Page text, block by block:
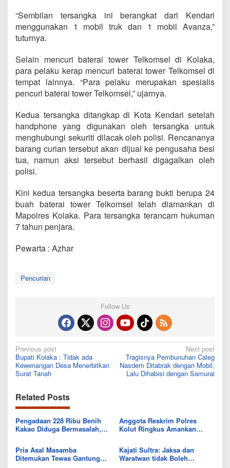
“Sembilan tersangka ini berangkat dari Kendari
menggunakan 1 mobil truk dan 1 mobil Avanza,”
tuturnya.
Selain mencuri baterai tower Telkomsel di Kolaka,
para pelaku kerap mencuri baterai tower Telkomsel di
tempat lainnya. “Para pelaku merupakan spesialis
pencuri baterai tower Telkomsel,” ujarnya.
Kedua tersangka ditangkap di Kota Kendari setelah
handphone yang digunakan oleh tersangka untuk
menghubungi sekuriti dilacak oleh polisi. Rencananya
barang curian tersebut akan dijual ke pengusaha besi
tua, namun aksi tersebut berhasil digagalkan oleh
polisi.
Kini kedua tersangka beserta barang bukti berupa 24
buah baterai tower Telkomsel telah diamankan di
Mapolres Kolaka. Para tersangka terancam hukuman
7 tahun penjara.
Pewarta : Azhar
Pencurian
Follow Us
Post
navigation
Previous post
Bupati Kolaka : Tidak ada
Kewenangan Desa Menerbitkan
Surat Tanah
Next post
Tragisnya Pembunuhan Caleg
Nasdem Ditabrak dengan Mobil,
Lalu Dihabisi dengan Samurai
Related Posts
Pengadaan 228 Ribu Benih
Kakao Diduga Bermasalah,
Anggota Reskrim Polres
Kolut Ringkus Amankan
Pria Asal Masamba
Ditemukan Tewas Gantung
Kajati Sultra: Jaksa dan
Waratwan tidak Boleh